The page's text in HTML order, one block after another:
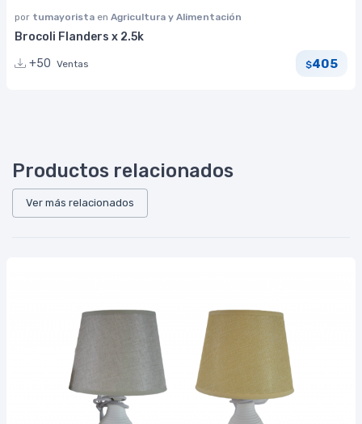
por tumayorista en Agricultura y Alimentación
Brocoli Flanders x 2.5k
+50 Ventas $405
Productos relacionados
Ver más relacionados